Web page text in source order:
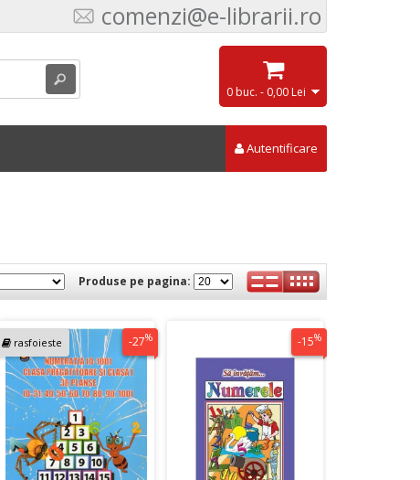
comenzi@e-librarii.ro
0 buc. - 0,00 Lei
Autentificare
Produse pe pagina:
rasfoieste -27% -15%